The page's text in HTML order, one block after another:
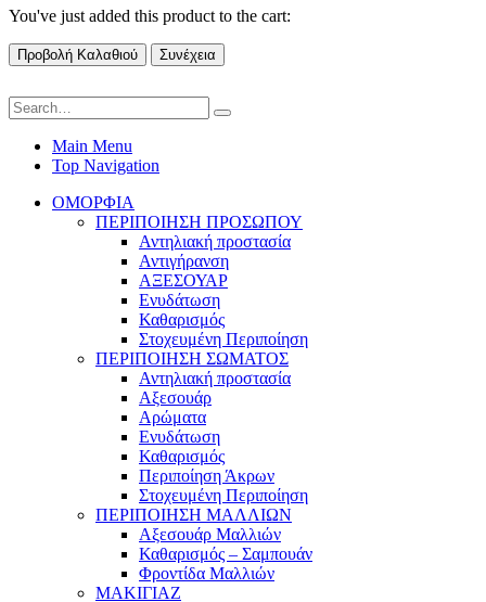
You've just added this product to the cart:
Προβολή Καλαθιού Συνέχεια
Main Menu
Top Navigation
ΟΜΟΡΦΙΑ
ΠΕΡΙΠΟΙΗΣΗ ΠΡΟΣΩΠΟΥ
Αντηλιακή προστασία
Αντιγήρανση
ΑΞΕΣΟΥΑΡ
Ενυδάτωση
Καθαρισμός
Στοχευμένη Περιποίηση
ΠΕΡΙΠΟΙΗΣΗ ΣΩΜΑΤΟΣ
Αντηλιακή προστασία
Αξεσουάρ
Αρώματα
Ενυδάτωση
Καθαρισμός
Περιποίηση Άκρων
Στοχευμένη Περιποίηση
ΠΕΡΙΠΟΙΗΣΗ ΜΑΛΛΙΩΝ
Αξεσουάρ Μαλλιών
Καθαρισμός – Σαμπουάν
Φροντίδα Μαλλιών
ΜΑΚΙΓΙΑΖ